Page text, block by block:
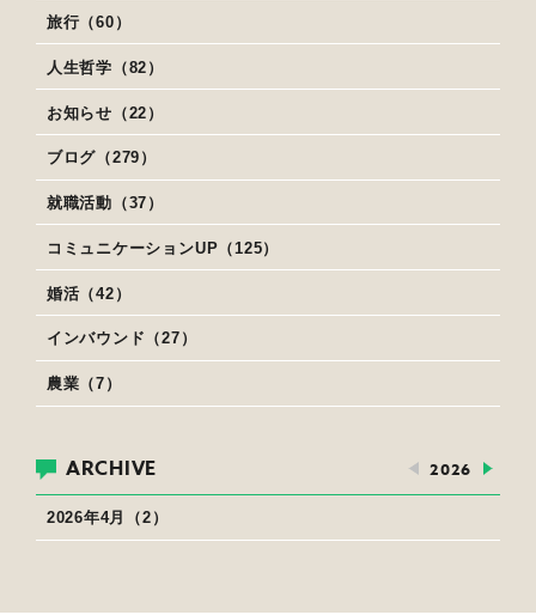
旅行（60）
人生哲学（82）
お知らせ（22）
ブログ（279）
就職活動（37）
コミュニケーションUP（125）
婚活（42）
インバウンド（27）
農業（7）
ARCHIVE 2026
2026年4月（2）